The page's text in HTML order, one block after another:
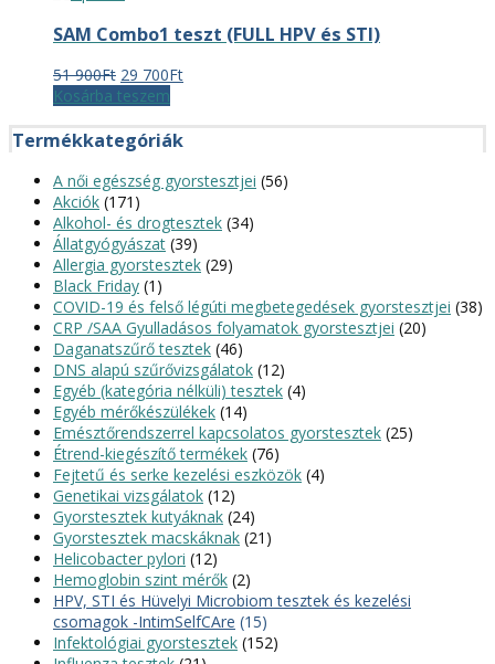
SAM Combo1 teszt (FULL HPV és STI)
51 900Ft Original
price
51
900Ft.
29 700FtCurrent
29
Kosárba teszem
Termékkategóriák
A női egészség gyorstesztjei (56)
Akciók (171)
Alkohol- és drogtesztek (34)
Állatgyógyászat (39)
Allergia gyorstesztek (29)
Black Friday (1)
COVID-19 és felső légúti megbetegedések gyorstesztjei (38)
CRP /SAA Gyulladásos folyamatok gyorstesztjei (20)
Daganatszűrő tesztek (46)
DNS alapú szűrővizsgálatok (12)
Egyéb (kategória nélküli) tesztek (4)
Egyéb mérőkészülékek (14)
Emésztőrendszerrel kapcsolatos gyorstesztek (25)
Étrend-kiegészítő termékek (76)
Fejtetű és serke kezelési eszközök (4)
Genetikai vizsgálatok (12)
Gyorstesztek kutyáknak (24)
Gyorstesztek macskáknak (21)
Helicobacter pylori (12)
Hemoglobin szint mérők (2)
HPV, STI és Hüvelyi Microbiom tesztek és kezelési
csomagok -IntimSelfCAre (15)
Infektológiai gyorstesztek (152)